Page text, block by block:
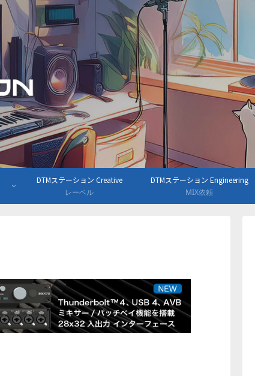
DTMステーション Creative
レーベル
DTMステーション Engineering
MIX依頼